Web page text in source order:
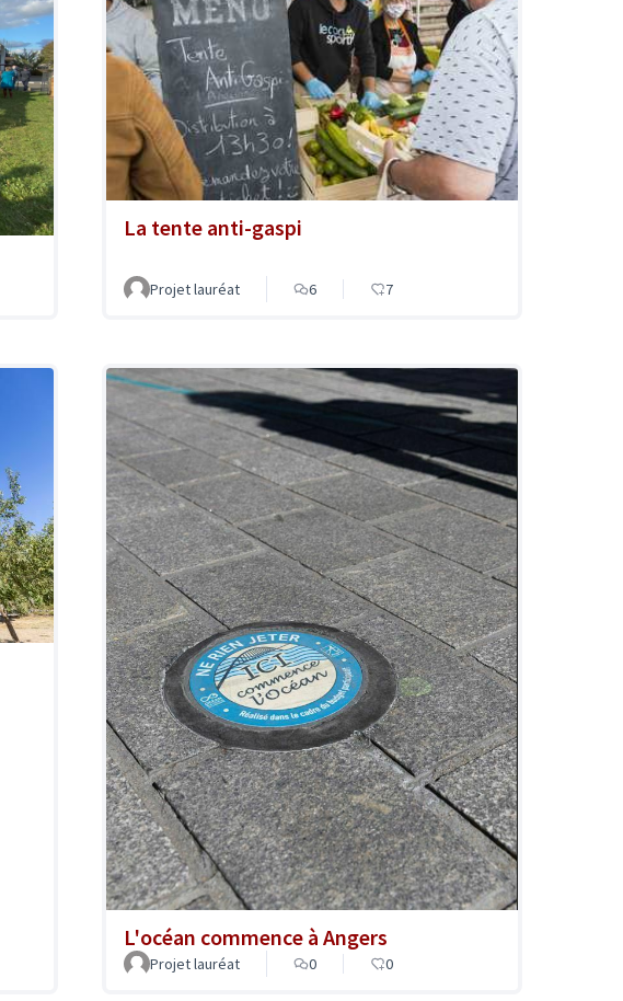
La tente anti-gaspi
Projet lauréat 6 7
L'océan commence à Angers
Projet lauréat 0 0